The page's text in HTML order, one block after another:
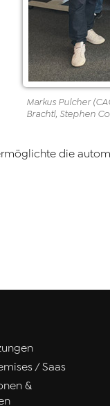
Markus Pulcher
Brachtl, Stephen
die
/ Saas
&